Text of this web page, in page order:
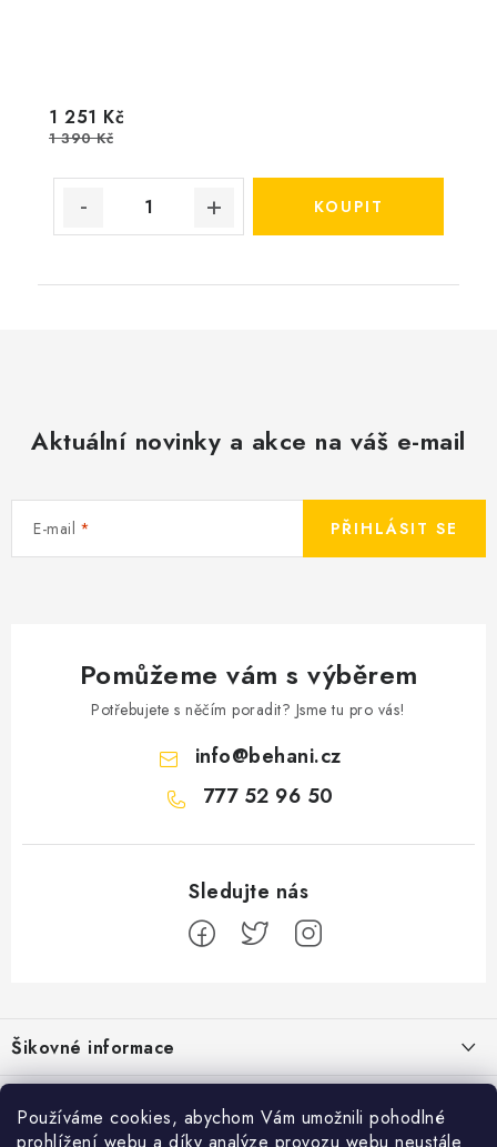
Používáme cookies, abychom Vám umožnili pohodlné
1 251 Kč
1 390 Kč
Aktuální novinky a akce na váš e-mail
E-mail PŘIHLÁSIT SE
Pomůžeme vám s výběrem
Potřebujete s něčím poradit? Jsme tu pro vás!
info@behani.cz
777 52 96 50
á
p
a
Šikovné informace
Ceník dopravy
Moje objednávka
Běžecké zajímavosti